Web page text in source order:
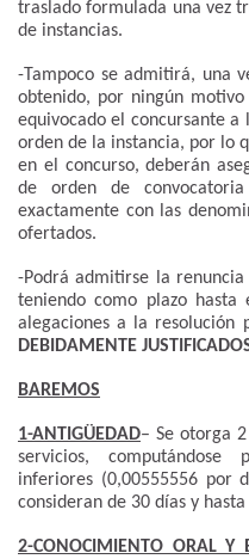
traslado formulada una vez
de instancias.
-Tampoco se admitirá, una
obtenido, por ningún
equivocado el concursante
orden de la instancia, por lo
en el concurso, deberán
de orden de
exactamente con las
ofertados.
-Podrá admitirse la
teniendo como plazo
alegaciones a la resolución
DEBIDAMENTE
BAREMOS
1-ANTIGÜEDAD– Se otorga
servicios, computándose
inferiores (0,00555556 por
consideran de 30 días y
2-CONOCIMIENTO ORAL Y